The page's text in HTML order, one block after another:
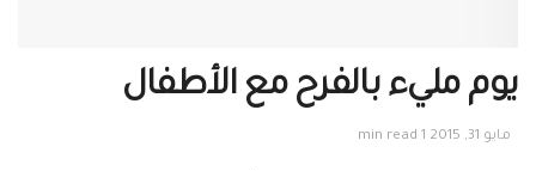
يوم مليء بالفرح مع الأطفال
مايو 31, 2015 1 min read